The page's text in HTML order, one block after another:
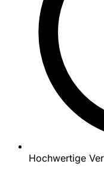
Hochwertige